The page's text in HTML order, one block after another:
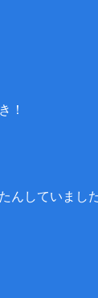
！
んしていまし